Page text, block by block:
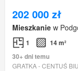
202 000 zł
Mieszkanie w
1
14 m²
30+ dni temu
GRATKA - CENTUŚ